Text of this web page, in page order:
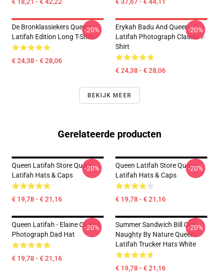
De Bronklassiekers Queen
Latifah Edition Long T-Shirt
€ 24,38 - € 28,06
-20%
Erykah Badu And Queen
Latifah Photograph Classic T-
Shirt
€ 24,38 - € 28,06
-20%
BEKIJK MEER
Gerelateerde producten
Queen Latifah Store Queen
Latifah Hats & Caps
€ 19,78 - € 21,16
-20%
Queen Latifah Store Queen
Latifah Hats & Caps
€ 19,78 - € 21,16
-20%
Queen Latifah - Elaine Owens
Photograph Dad Hat
€ 19,78 - € 21,16
-20%
Summer Sandwich Bill Cap
Naughty By Nature Queen
Latifah Trucker Hats White
€ 19,78 - € 21,16
-20%